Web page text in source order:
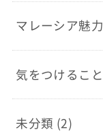
マレーシア魅力
気をつけること
未分類 (2)